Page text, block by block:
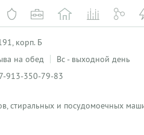
корп. Б
на обед
Вс - выходной день
913-350-79-83
стиральных и посудомоечных